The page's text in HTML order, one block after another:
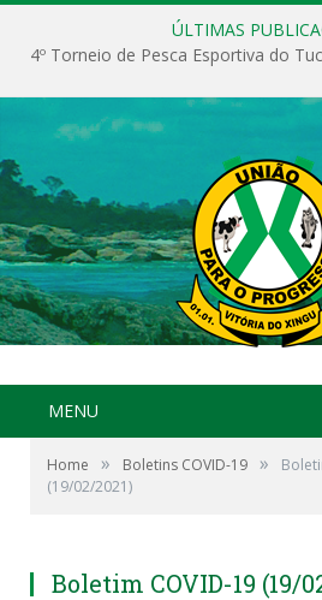
ÚLTIMAS
MENU
Home » Boletins COVID-19 »
(19/02/2021)
Boletim COVID-19 (19/